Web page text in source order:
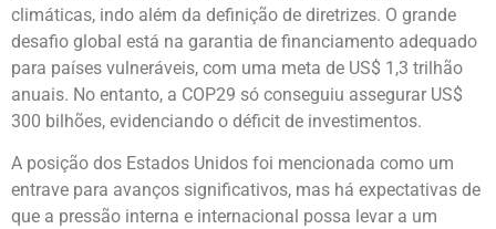
climáticas, indo além da definição de diretrizes. O grande
desafio global está na garantia de financiamento adequado
para países vulneráveis, com uma meta de US$ 1,3 trilhão
anuais. No entanto, a COP29 só conseguiu assegurar US$
300 bilhões, evidenciando o déficit de investimentos.
A posição dos Estados Unidos foi mencionada como um
entrave para avanços significativos, mas há expectativas de
que a pressão interna e internacional possa levar a um